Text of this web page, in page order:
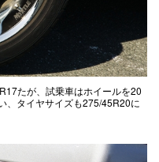
たが、試乗車はホイールを20
、タイヤサイズも275/45R20に